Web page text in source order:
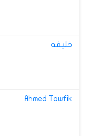
خليفه
Ahmed Tawfik